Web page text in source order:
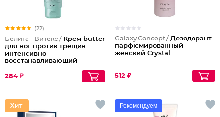
(22)
Белита - Витекс / Крем-butter
для ног против трещин
интенсивно
восстанавливающий
284 ₽
Galaxy Concept / Дезодорант
парфюмированный
женский Crystal
512 ₽
Рекомендуем